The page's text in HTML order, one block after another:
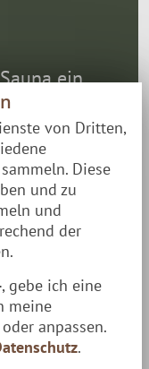
ein
im
dieser
von Dritten,
Diese
und zu
und
der
, gebe ich eine
meine
anpassen.
.